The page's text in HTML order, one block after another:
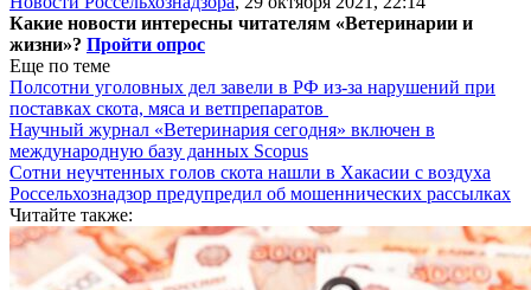
Какие новости интересны читателям «Ветеринарии и
жизни»? Пройти опрос
Еще по теме
Полсотни уголовных дел завели в РФ из-за нарушений при
поставках скота, мяса и ветпрепаратов
Научный журнал «Ветеринария сегодня» включен в
международную базу данных Scopus
Сотни неучтенных голов скота нашли в Хакасии с воздуха
Россельхознадзор предупредил об мошеннических рассылках
Читайте также: